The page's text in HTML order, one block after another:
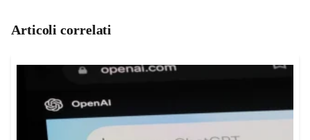
Articoli correlati